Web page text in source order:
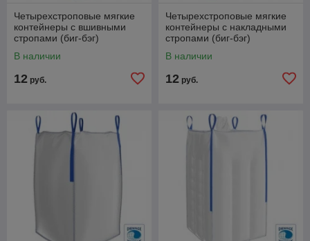
Четырехстроповые мягкие
контейнеры с вшивными
стропами (биг-бэг)
В наличии
12 руб.
Четырехстроповые мягкие
контейнеры с накладными
стропами (биг-бэг)
В наличии
12 руб.